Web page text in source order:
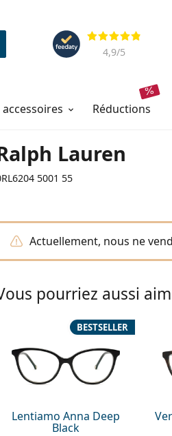
Évaluation
4,9/5
réductions
Lauren
5001 55
Actuellement, nous ne
pourriez aussi
Lentiamo Anna Deep
Black
BESTSELLER